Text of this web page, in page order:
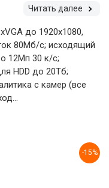
Читать далее
до 1920х1080,
80Мб/с; исходящий
12Мп 30 к/с;
HDD до 20Тб;
с камер (все
-15%